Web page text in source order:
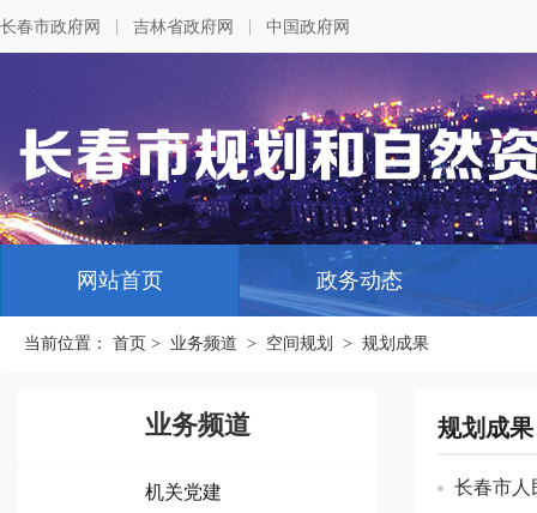
长春市政府网 吉林省政府网 中国政府网
网站首页 政务动态
当前位置： 首页 > 业务频道 > 空间规划 > 规划成果
业务频道
机关党建
规划成果
长春市人